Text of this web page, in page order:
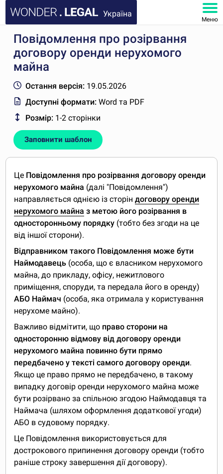
Україна
Меню
ГОЛОВНА
ДОКУМЕНТИ
ПОШИРЕНІ ЗАПИТАННЯ
МІЙ КАБІНЕТ
Повідомлення про розірвання
договору оренди нерухомого
майна
Остання версія: 19.05.2026
Доступні формати:Word та PDF
Розмір: 1-2 сторінки
Заповнити шаблон
Це Повідомлення про розірвання договору оренди
нерухомого майна (далі "Повідомлення")
направляється однією із сторін договору оренди
нерухомого майна з метою його розірвання в
односторонньому порядку (тобто без згоди на це
від іншої сторони).
Відправником такого Повідомлення може бути
Наймодавець (особа, що є власником нерухомого
майна, до прикладу, офісу, нежитлового
приміщення, споруди, та передала його в оренду)
АБО Наймач (особа, яка отримала у користування
нерухоме майно).
Важливо відмітити, що право сторони на
односторонню відмову від договору оренди
нерухомого майна повинно бути прямо
передбачено у тексті самого договору оренди.
Якщо це право прямо не передбачено, в такому
випадку договір оренди нерухомого майна може
бути розірвано за спільною згодою Наймодавця та
Наймача (шляхом оформлення додаткової угоди)
АБО в судовому порядку.
Це Повідомлення використовується для
дострокового припинення договору оренди (тобто
раніше строку завершення дії договору).